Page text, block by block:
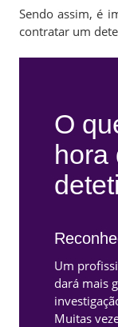
Sendo assim, é
contratar um
O
hora
Um
dará mais
Muitas